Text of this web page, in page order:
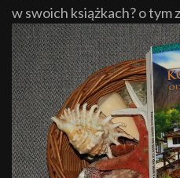
w swoich książkach? o tym